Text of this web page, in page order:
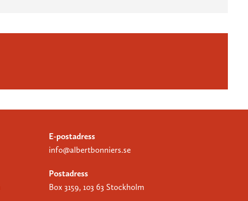
E-postadress
info@albertbonniers.se
Postadress
Box 3159, 103 63 Stockholm